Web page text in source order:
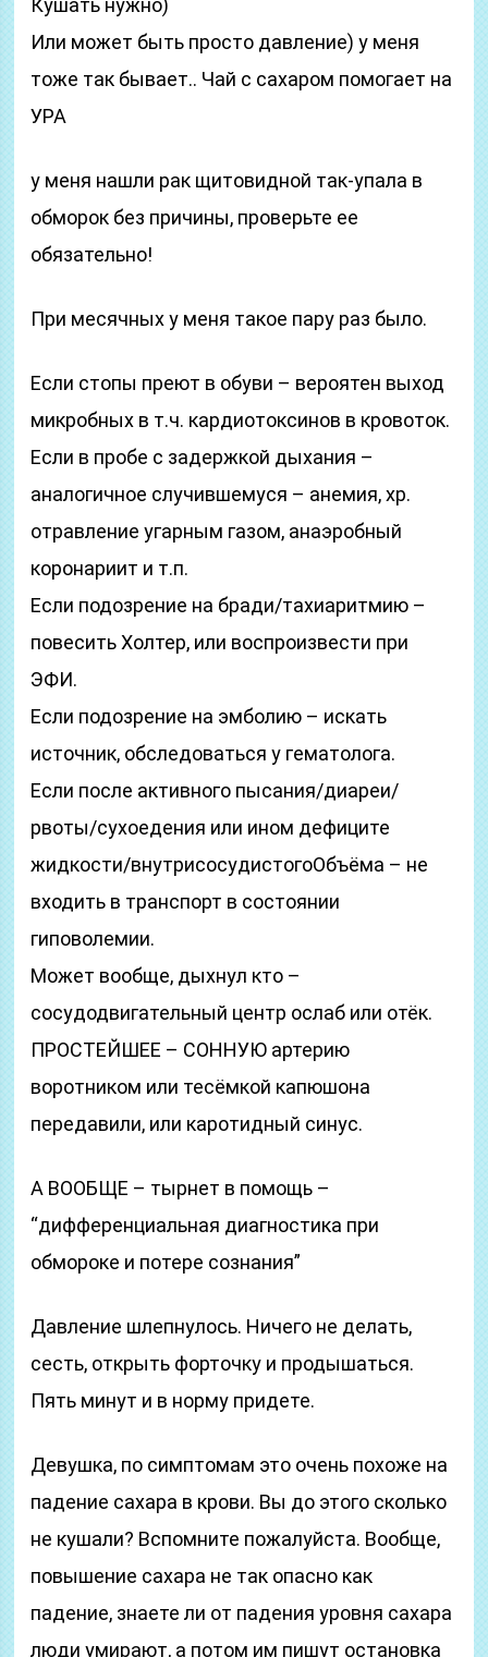
Кушать нужно)
Или может быть просто давление) у меня
тоже так бывает.. Чай с сахаром помогает на
УРА
у меня нашли рак щитовидной так-упала в
обморок без причины, проверьте ее
обязательно!
При месячных у меня такое пару раз было.
Если стопы преют в обуви – вероятен выход
микробных в т.ч. кардиотоксинов в кровоток.
Если в пробе с задержкой дыхания –
аналогичное случившемуся – анемия, хр.
отравление угарным газом, анаэробный
коронариит и т.п.
Если подозрение на бради/тахиаритмию –
повесить Холтер, или воспроизвести при
ЭФИ.
Если подозрение на эмболию – искать
источник, обследоваться у гематолога.
Если после активного пысания/диареи/
рвоты/сухоедения или ином дефиците
жидкости/внутрисосудистогоОбъёма – не
входить в транспорт в состоянии
гиповолемии.
Может вообще, дыхнул кто –
сосудодвигательный центр ослаб или отёк.
ПРОСТЕЙШЕЕ – СОННУЮ артерию
воротником или тесёмкой капюшона
передавили, или каротидный синус.
А ВООБЩЕ – тырнет в помощь –
“дифференциальная диагностика при
обмороке и потере сознания”
Давление шлепнулось. Ничего не делать,
сесть, открыть форточку и продышаться.
Пять минут и в норму придете.
Девушка, по симптомам это очень похоже на
падение сахара в крови. Вы до этого сколько
не кушали? Вспомните пожалуйста. Вообще,
повышение сахара не так опасно как
падение, знаете ли от падения уровня сахара
люди умирают, а потом им пишут остановка